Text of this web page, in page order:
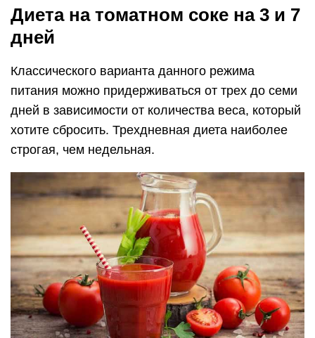
Меню на 3 дня
Приблизительное меню для трехдневной диеты:
Первый день:
завтрак: напиток из 300 грамм свежих томатов;
второй завтрак: свежие помидоры, зелень;
обед: стакан томатного фреша, салат с
растительным маслом из капусты и огурца,
две столовых ложки бурого риса;
ужин: 100 грамм отварного белого мяса, стакан
свежего сока из томатов.
завтрак: стакан фреша из помидор, чай без
сахара;
второй завтрак: свежие нарезанные овощи
(помидоры, болгарский перец), сыра фета;
обед: творожное суфле из творога и желатина,
стакан свежего фреша из томатов;
ужин: филе минтая, стакан ТС.